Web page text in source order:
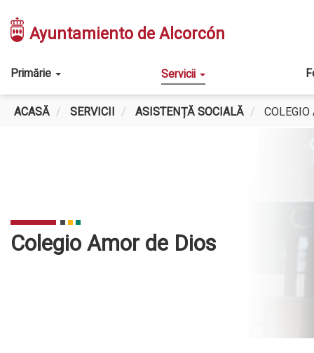
conţinutul
Ayuntamiento de Alcorcón
Main
navigation
Primărie Servicii
ACASĂ SERVICII ASISTENȚĂ SOCIALĂ
Colegio Amor de Dios